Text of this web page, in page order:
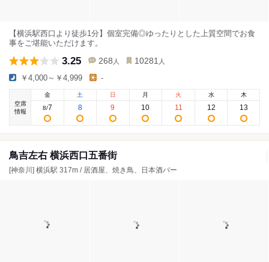
【横浜駅西口より徒歩1分】個室完備◎ゆったりとした上質空間でお食
事をご堪能いただけます。
3.25 268 人 10281 人
￥4,000～￥4,999 -
空席
情報
金
8/7
土
8
日
9
月
10
火
11
水
12
木
13
鳥吉左右 横浜西口五番街
[神奈川] 横浜駅 317m / 居酒屋、焼き鳥、日本酒バー